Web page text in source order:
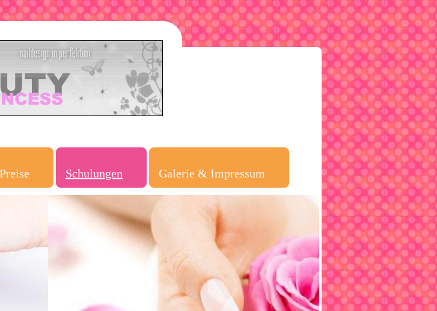
Preise Schulungen Galerie & Impressum